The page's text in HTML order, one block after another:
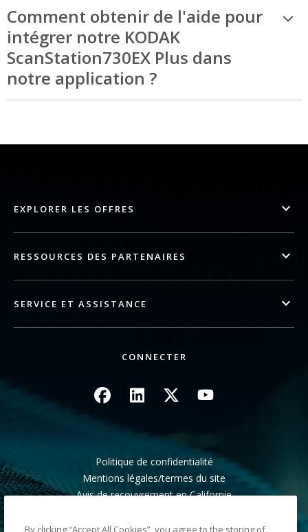
Comment obtenir de l'aide pour
intégrer notre KODAK
ScanStation730EX Plus dans
notre application ?
EXPLORER LES OFFRES
RESSOURCES DES PARTENAIRES
SERVICE ET ASSISTANCE
CONNECTER
Image Image Image Image
Politique de confidentialité
Mentions légales/termes du site
Avis de recouvrement en Californie
Plan du site
By clicking “Accept All Cookies”, you agree to the storing of